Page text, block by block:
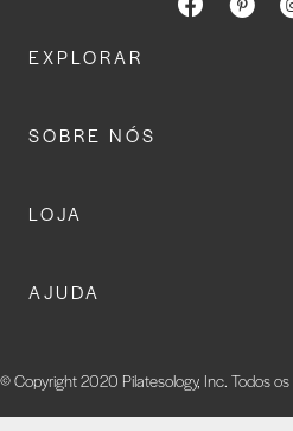
EXPLORAR
SOBRE NÓS
LOJA
AJUDA
© Copyright 2020 Pilatesology, Inc. Todos